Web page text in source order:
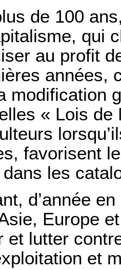
de 100
qui
au profit
années,
modification
« Lois
favorisent
les
d’année
Europe
et lutter
et